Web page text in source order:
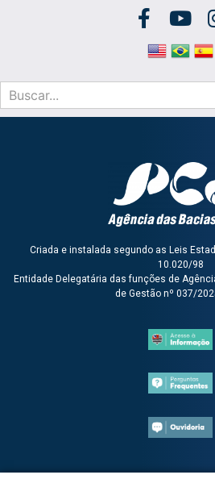
Criada e instalada segundo as Leis
10.020/98
Entidade Delegatária das funções de
de Gestão nº 037/